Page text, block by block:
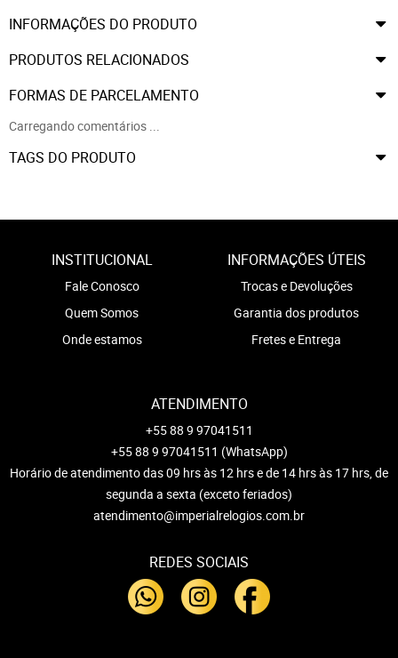
INFORMAÇÕES DO PRODUTO
PRODUTOS RELACIONADOS
FORMAS DE PARCELAMENTO
Carregando comentários ...
TAGS DO PRODUTO
INSTITUCIONAL
Fale Conosco
Quem Somos
Onde estamos
INFORMAÇÕES ÚTEIS
Trocas e Devoluções
Garantia dos produtos
Fretes e Entrega
ATENDIMENTO
+55 88 9 97041511
+55 88 9 97041511 (WhatsApp)
Horário de atendimento das 09 hrs às 12 hrs e de 14 hrs às 17 hrs, de
segunda a sexta (exceto feriados)
atendimento@imperialrelogios.com.br
REDES SOCIAIS